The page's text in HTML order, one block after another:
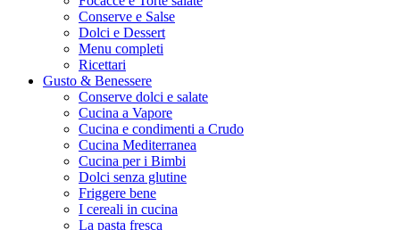
Conserve e Salse
Dolci e Dessert
Menu completi
Ricettari
Gusto & Benessere
Conserve dolci e salate
Cucina a Vapore
Cucina e condimenti a Crudo
Cucina Mediterranea
Cucina per i Bimbi
Dolci senza glutine
Friggere bene
I cereali in cucina
La pasta fresca